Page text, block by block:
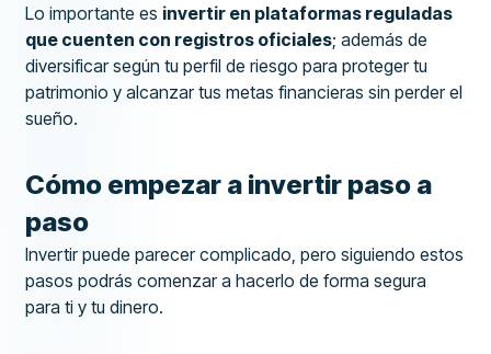
Lo importante es invertir en plataformas reguladas
que cuenten con registros oficiales; además de
diversificar según tu perfil de riesgo para proteger tu
patrimonio y alcanzar tus metas financieras sin perder el
sueño.
Cómo empezar a invertir paso a
paso
Invertir puede parecer complicado, pero siguiendo estos
pasos podrás comenzar a hacerlo de forma segura
para ti y tu dinero.